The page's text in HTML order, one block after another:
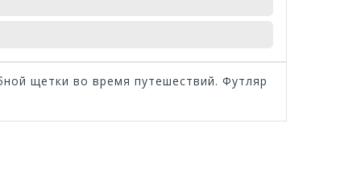
щетки во время путешествий. Футляр